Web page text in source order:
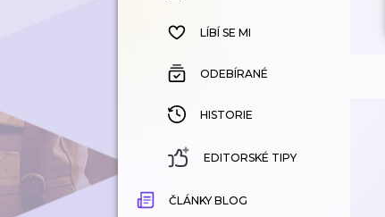
HISTORIE
LÍBÍ SE MI
ODEBÍRANÉ
HISTORIE
EDITORSKÉ TIPY
ČLÁNKY BLOG